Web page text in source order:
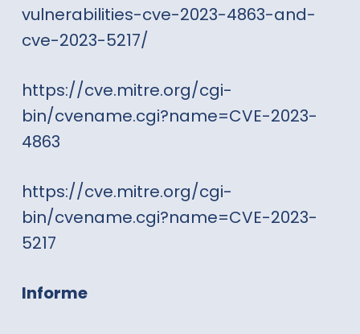
vulnerabilities-cve-2023-4863-and-
cve-2023-5217/
https://cve.mitre.org/cgi-
bin/cvename.cgi?name=CVE-2023-
4863
https://cve.mitre.org/cgi-
bin/cvename.cgi?name=CVE-2023-
5217
Informe